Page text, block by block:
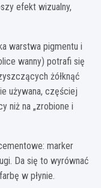
efekt wizualny,
warstwa pigmentu i
wanny) potrafi się
żółknąć
używana, częściej
niż na „zrobione i
marker
Da się to wyrównać
w płynie.